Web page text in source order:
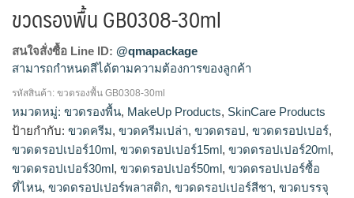
ขวดรองพื้น GB0308-30ml
สนใจสั่งซื้อ Line ID: @qmapackage
สามารถกำหนดสีได้ตามความต้องการของลูกค้า
ขวดครีม, ขวดครีมเปล่า, ขวดดรอป, ขวดดรอปเปอร์, ขวดดรอป
เปอร์10ml, ขวดดรอปเปอร์15ml, ขวดดรอปเปอร์20ml, ขวดดรอป
เปอร์30ml, ขวดดรอปเปอร์50ml, ขวดดรอปเปอร์ซื้อที่ไหน, ขวดดร
อปเปอร์พลาสติก, ขวดดรอปเปอร์สีชา, ขวดบรรจุรองพื้น, ขวดรอง
พื้น, ขวดเซรั่มดรอปเปอร์, ขวดแก้ว, ขวดแก้วขายส่ง, ขวดแก้วดร
อปเปอร์, ขวดแก้วรองพื้น, ขวดแก้วราคาโรงงาน, ขวดแก้วเปล่า,
รหัสสินค้า: ขวดรองพื้น GB0308-30ml
หมวดหมู่: ขวดรองพื้น, MakeUp Products, SkinCare Products
ป้ายกำกับ: ขวดครีม, ขวดครีมเปล่า, ขวดดรอป, ขวดดรอปเปอร์,
ขวดดรอปเปอร์10ml, ขวดดรอปเปอร์15ml, ขวดดรอปเปอร์20ml,
ขวดดรอปเปอร์30ml, ขวดดรอปเปอร์50ml, ขวดดรอปเปอร์ซื้อ
ที่ไหน, ขวดดรอปเปอร์พลาสติก, ขวดดรอปเปอร์สีชา, ขวดบรรจุ